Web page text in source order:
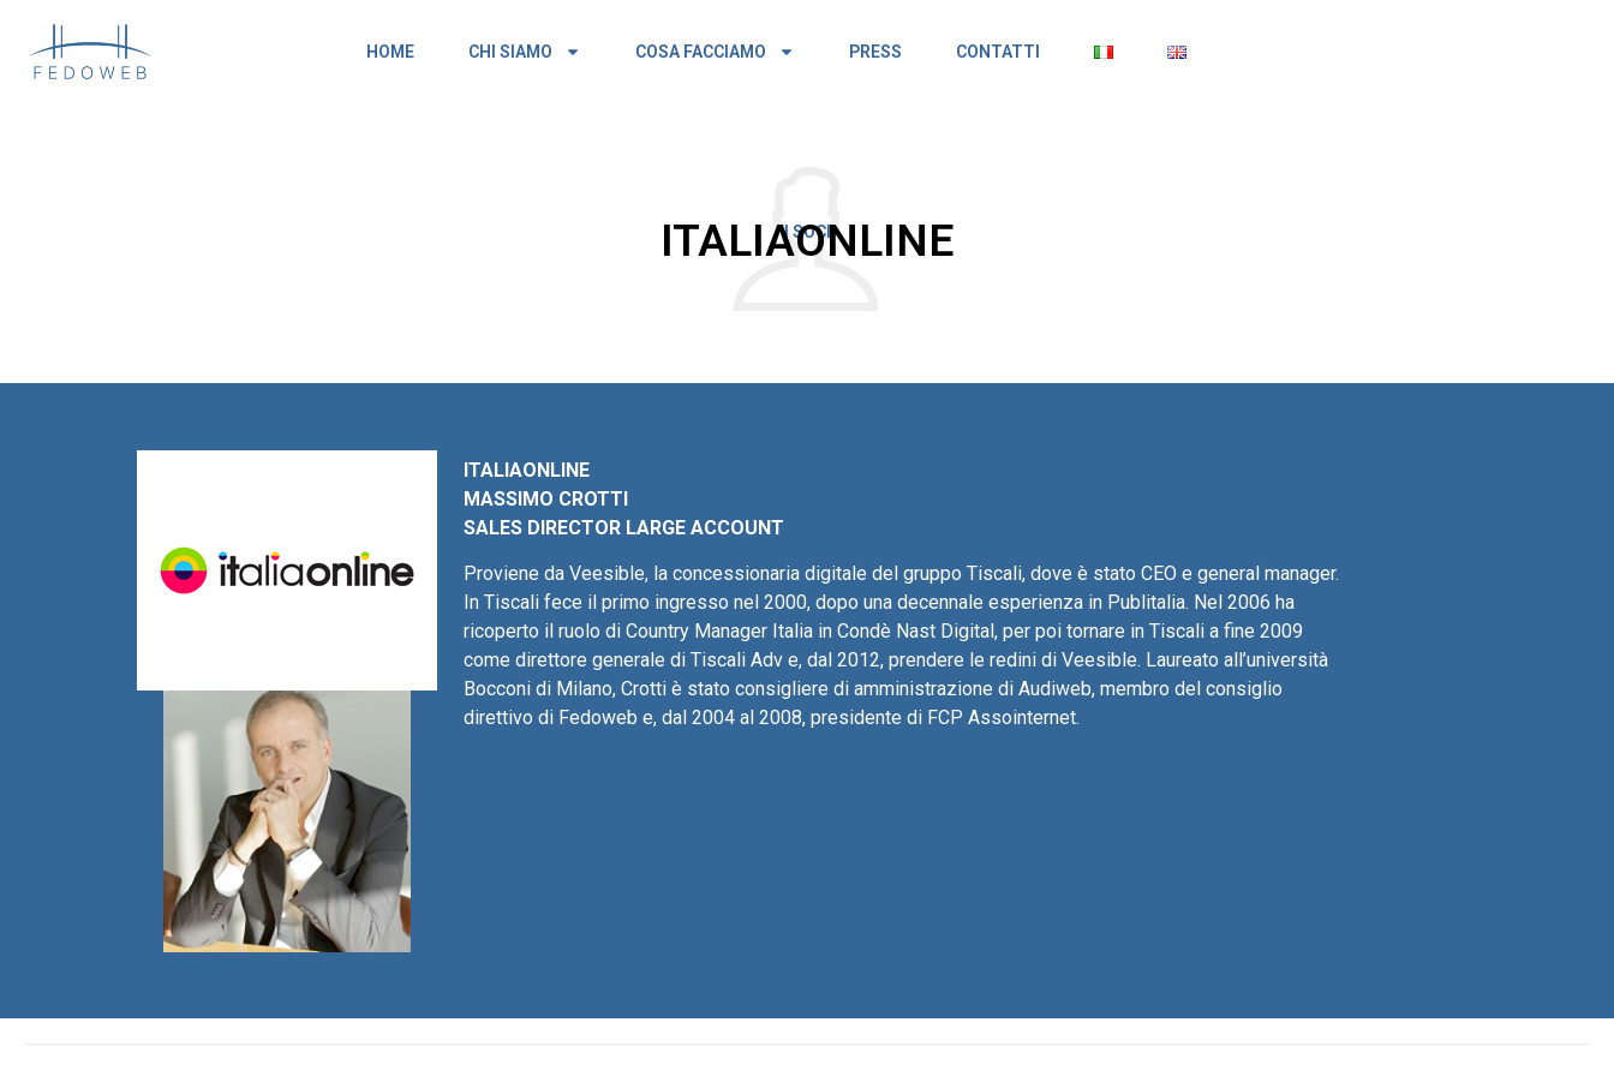
HOME CHI SIAMO COSA FACCIAMO PRESS CONTATTI
I SOCI
ITALIAONLINE
ITALIAONLINE
MASSIMO CROTTI
SALES DIRECTOR LARGE ACCOUNT
Proviene da Veesible, la concessionaria digitale del gruppo Tiscali, dove è stato CEO e general manager.
In Tiscali fece il primo ingresso nel 2000, dopo una decennale esperienza in Publitalia. Nel 2006 ha
ricoperto il ruolo di Country Manager Italia in Condè Nast Digital, per poi tornare in Tiscali a fine 2009
come direttore generale di Tiscali Adv e, dal 2012, prendere le redini di Veesible. Laureato all’università
Bocconi di Milano, Crotti è stato consigliere di amministrazione di Audiweb, membro del consiglio
direttivo di Fedoweb e, dal 2004 al 2008, presidente di FCP Assointernet.